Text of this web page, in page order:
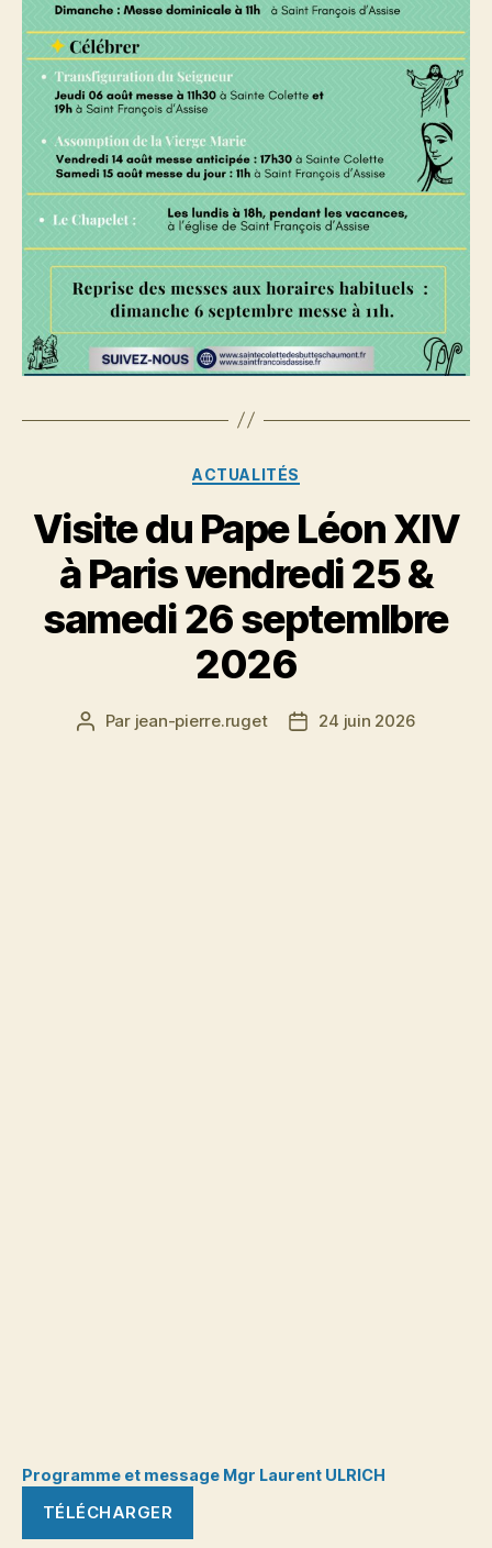
Catégories
ACTUALITÉS
Visite du Pape Léon XIV
à Paris vendredi 25 &
samedi 26 septemlbre
2026
Auteur
Par jean-pierre.ruget
Date24 juin 2026
Programme et message Mgr Laurent ULRICH
TÉLÉCHARGER